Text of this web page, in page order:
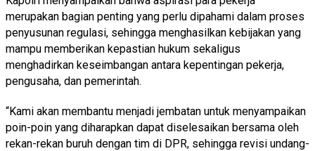
merupakan bagian penting yang perlu dipahami dalam proses
penyusunan regulasi, sehingga menghasilkan kebijakan yang
mampu memberikan kepastian hukum sekaligus
menghadirkan keseimbangan antara kepentingan pekerja,
pengusaha, dan pemerintah.
“Kami akan membantu menjadi jembatan untuk menyampaikan
poin-poin yang diharapkan dapat diselesaikan bersama oleh
rekan-rekan buruh dengan tim di DPR, sehingga revisi undang-